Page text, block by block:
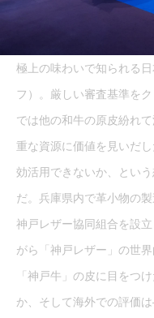
極上の味わいで知られる
フ）。厳しい審査基準を
では他の和牛の原皮紛れ
重な資源に価値を見いだ
効活用できないか、とい
だ。兵庫県内で革小物の
神戸レザー協同組合を設
がら「神戸レザー」の世
「神戸牛」の皮に目をつ
か、そして海外での評価